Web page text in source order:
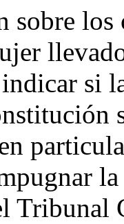
sobre los
si
Tribunal